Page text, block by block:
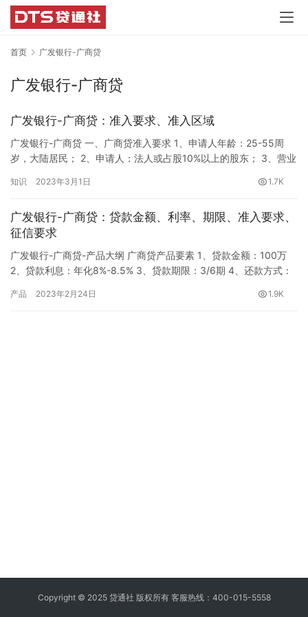
首页 广发银行-广商贷
广发银行-广商贷
广发银行-广商贷：准入要求、准入区域
广发银行-广商贷 一、广商贷准入要求 1、申请人年龄：25-55周
岁，大陆居民； 2、申请人：法人或占股10%以上的股东； 3、营业
店铺，店铺实际经营时间一年以上，店铺加总年度销售额50万以
≤20%，其他行业≤15%； 7、信用负债在1…
知识 2023年3月1日 1.7K
广发银行-广商贷：贷款金额、利率、期限、准入要求、
征信要求
广发银行-广商贷-产品大纲 广商贷产品要素 1、贷款金额：100万
2、贷款利息：年化8%-8.5% 3、贷款期限：3/6期 4、还款方式：
无违约金 6、放款主体：广发银行 7、申请资料：身份证、营业执
产品 2023年2月24日 1.9K
Copyright © 2025 贷通社 版权所有 客服热线：400-015-5558